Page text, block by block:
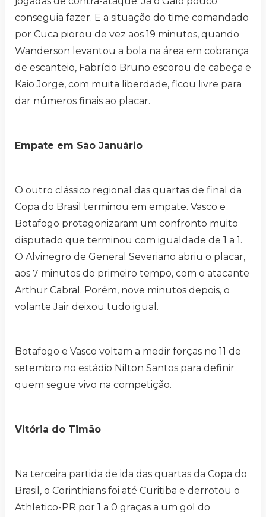
conseguia fazer. E a situação do time comandado
por Cuca piorou de vez aos 19 minutos, quando
Wanderson levantou a bola na área em cobrança
de escanteio, Fabrício Bruno escorou de cabeça e
Kaio Jorge, com muita liberdade, ficou livre para
dar números finais ao placar.
Empate em São Januário
O outro clássico regional das quartas de final da
Copa do Brasil terminou em empate. Vasco e
Botafogo protagonizaram um confronto muito
disputado que terminou com igualdade de 1 a 1.
O Alvinegro de General Severiano abriu o placar,
aos 7 minutos do primeiro tempo, com o atacante
Arthur Cabral. Porém, nove minutos depois, o
volante Jair deixou tudo igual.
Botafogo e Vasco voltam a medir forças no 11 de
setembro no estádio Nilton Santos para definir
quem segue vivo na competição.
Vitória do Timão
Na terceira partida de ida das quartas da Copa do
Brasil, o Corinthians foi até Curitiba e derrotou o
Athletico-PR por 1 a 0 graças a um gol do